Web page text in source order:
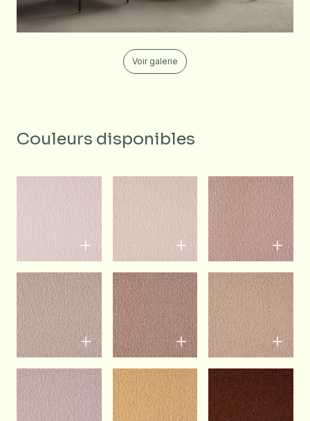
Voir galerie
Couleurs disponibles